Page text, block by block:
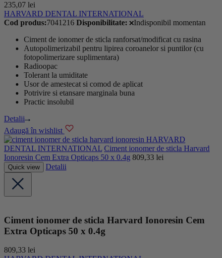
235,07 lei
HARVARD DENTAL INTERNATIONAL
Cod produs:7041216 Disponibilitate:
Indisponibil momentan
Ciment de ionomer de sticla ranforsat/modificat cu rasina
Autopolimerizabil pentru lipirea coroanelor si puntilor (cu
fotopolimerizare suplimentara)
Radioopac
Tolerant la umiditate
Usor de amestecat si comod de aplicat
Potrivire si etansare marginala buna
Practic insolubil
Detalii
Adaugă în wishlist
HARVARD
DENTAL INTERNATIONAL Ciment ionomer de sticla Harvard
Ionoresin Cem Extra Opticaps 50 x 0.4g 809,33 lei
Quick view Detalii
Ciment ionomer de sticla Harvard Ionoresin Cem
Extra Opticaps 50 x 0.4g
809,33 lei